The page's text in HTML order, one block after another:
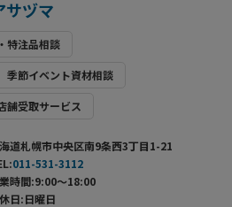
サヅマ
特注品相談
季節イベント資材相談
舗受取サービス
道札幌市中央区南9条西3丁目1-21
011-531-3112
時間:9:00～18:00
日:日曜日